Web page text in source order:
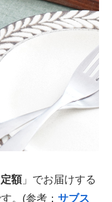
額 」でお届けする
。(参考： サブス